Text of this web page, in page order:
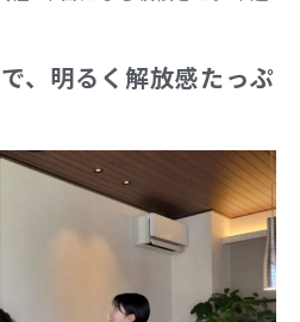
2023年2月
2022年12月
2022年11月
2022年10月
、明るく解放感たっぷ